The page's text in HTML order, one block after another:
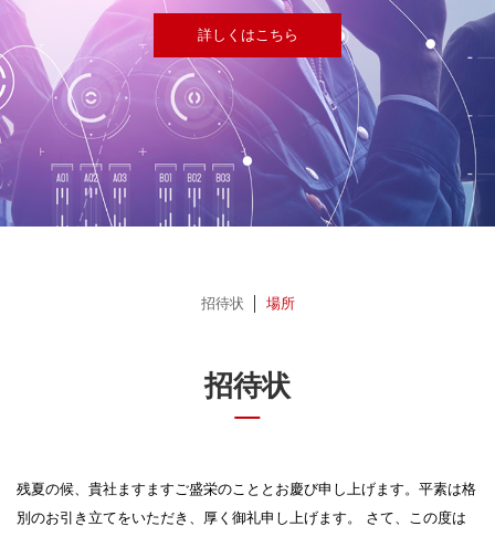
詳しくはこちら
招待状 場所
招待状
残夏の候、貴社ますますご盛栄のこととお慶び申し上げます。平素は格
別のお引き立てをいただき、厚く御礼申し上げます。 さて、この度は